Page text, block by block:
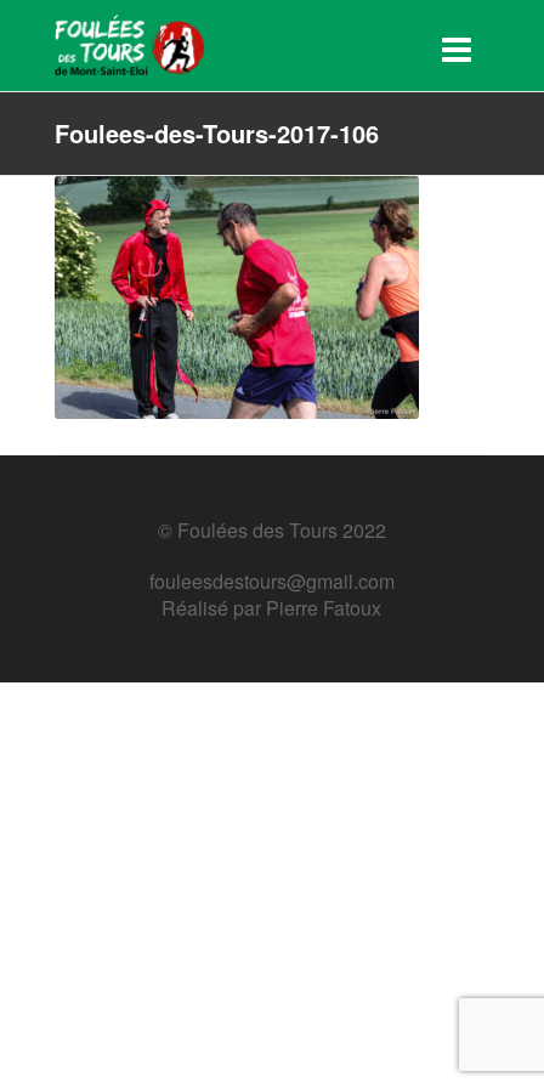
Foulees-des-Tours-2017-106
© Foulées des Tours 2022
fouleesdestours@gmail.com
Réalisé par Pierre Fatoux